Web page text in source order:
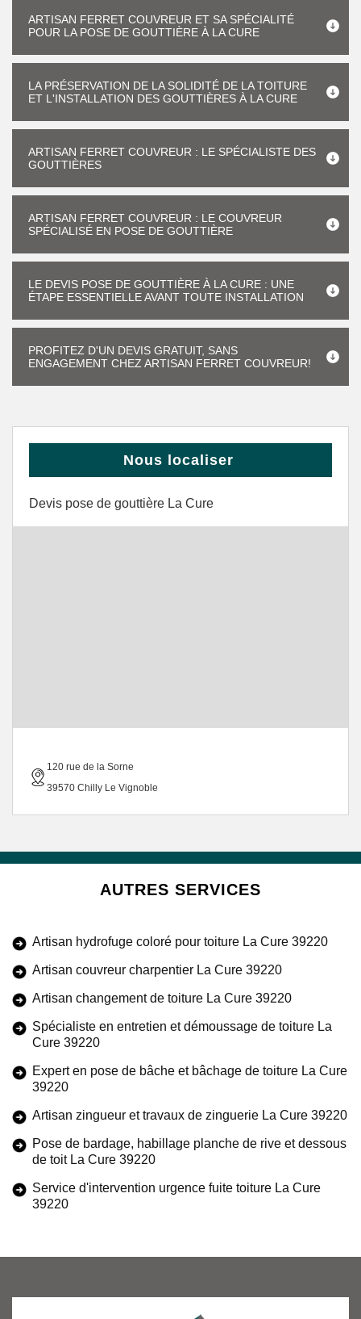
ARTISAN FERRET COUVREUR ET SA SPÉCIALITÉ
POUR LA POSE DE GOUTTIÈRE À LA CURE
LA PRÉSERVATION DE LA SOLIDITÉ DE LA TOITURE
ET L'INSTALLATION DES GOUTTIÈRES À LA CURE
ARTISAN FERRET COUVREUR : LE SPÉCIALISTE DES
GOUTTIÈRES
ARTISAN FERRET COUVREUR : LE COUVREUR
SPÉCIALISÉ EN POSE DE GOUTTIÈRE
LE DEVIS POSE DE GOUTTIÈRE À LA CURE : UNE
ÉTAPE ESSENTIELLE AVANT TOUTE INSTALLATION
PROFITEZ D'UN DEVIS GRATUIT, SANS
ENGAGEMENT CHEZ ARTISAN FERRET COUVREUR!
Nous localiser
Devis pose de gouttière La Cure
120 rue de la Sorne
39570 Chilly Le Vignoble
AUTRES SERVICES
Artisan hydrofuge coloré pour toiture La Cure 39220
Artisan couvreur charpentier La Cure 39220
Artisan changement de toiture La Cure 39220
Spécialiste en entretien et démoussage de toiture La
Cure 39220
Expert en pose de bâche et bâchage de toiture La Cure
39220
Artisan zingueur et travaux de zinguerie La Cure 39220
Pose de bardage, habillage planche de rive et dessous
de toit La Cure 39220
Service d'intervention urgence fuite toiture La Cure
39220